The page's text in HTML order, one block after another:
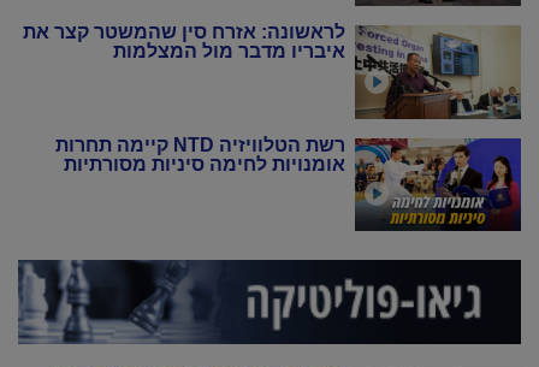
לראשונה: אזרח סין שהמשטר קצר את
איבריו מדבר מול המצלמות
רשת הטלוויזיה NTD קיימה תחרות
אומנויות לחימה סיניות מסורתיות